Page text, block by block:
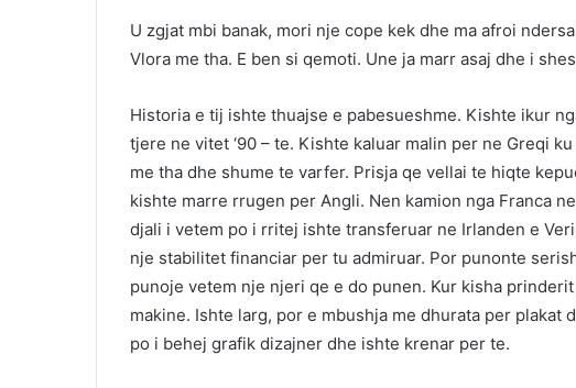
U zgjat mbi banak, mori nje cope kek dhe ma afroi
Vlora me tha. E ben si qemoti. Une ja marr asaj dhe i
Historia e tij ishte thuajse e pabesueshme. Kishte ikur
tjere ne vitet ‘90 – te. Kishte kaluar malin per ne Greqi
me tha dhe shume te varfer. Prisja qe vellai te hiqte
kishte marre rrugen per Angli. Nen kamion nga Franca
djali i vetem po i rritej ishte transferuar ne Irlanden e
nje stabilitet financiar per tu admiruar. Por punonte
punoje vetem nje njeri qe e do punen. Kur kisha
makine. Ishte larg, por e mbushja me dhurata per plakat
po i behej grafik dizajner dhe ishte krenar per te.